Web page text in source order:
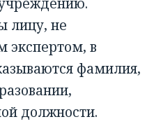
лицу, не
экспертом, в
фамилия,
должности.